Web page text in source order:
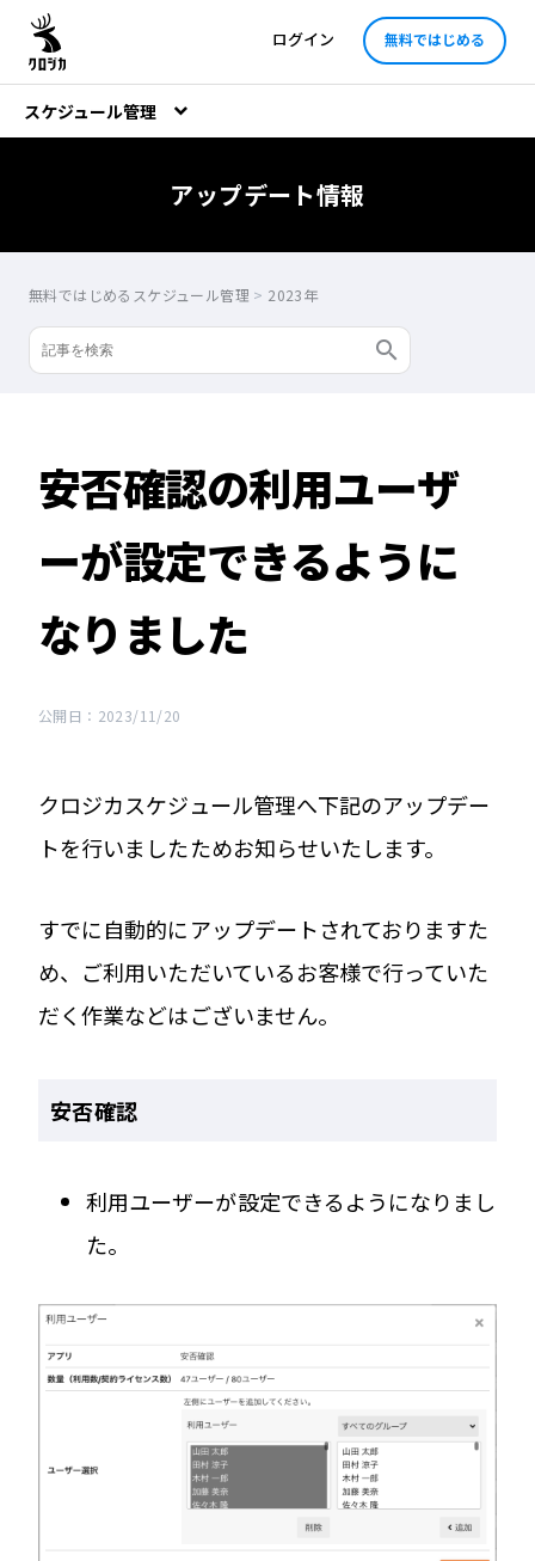
ログイン 無料ではじめる
スケジュール管理
アップデート情報
無料ではじめるスケジュール管理 > 2023年
安否確認の利用ユーザ
ーが設定できるように
なりました
公開日：2023/11/20
クロジカスケジュール管理へ下記のアップデー
トを行いましたためお知らせいたします。
すでに自動的にアップデートされておりますた
め、ご利用いただいているお客様で行っていた
だく作業などはございません。
安否確認
利用ユーザーが設定できるようになりまし
た。